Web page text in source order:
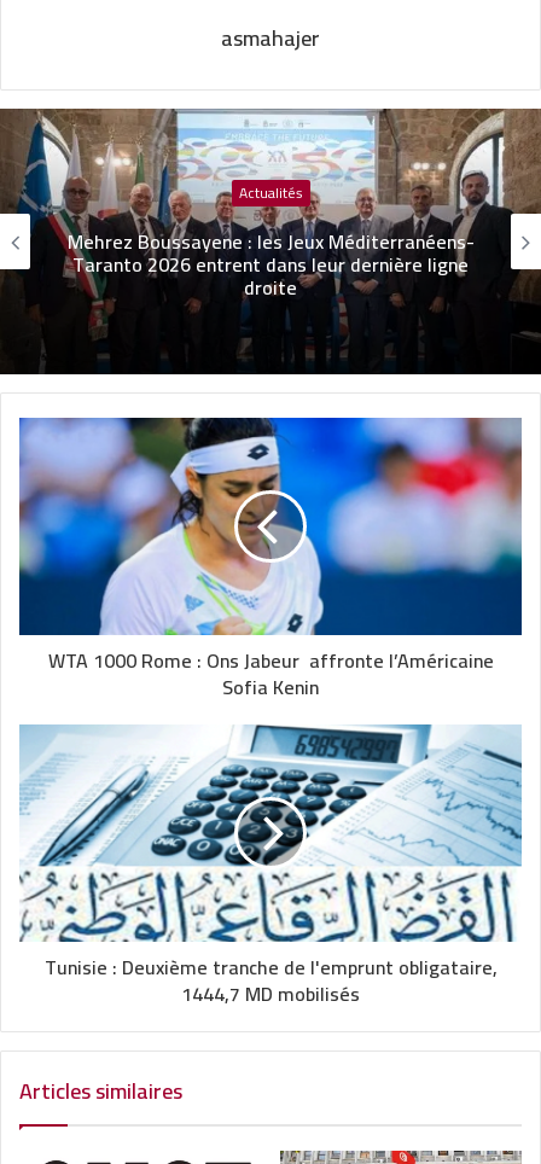
asmahajer
Actualités
Mehrez Boussayene : les Jeux Méditerranéens-
Taranto 2026 entrent dans leur dernière ligne
droite
WTA 1000 Rome : Ons Jabeur affronte l’Américaine
Sofia Kenin
Tunisie : Deuxième tranche de l'emprunt obligataire,
1444,7 MD mobilisés
Articles similaires